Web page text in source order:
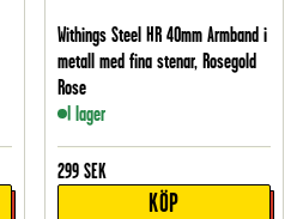
Withings Steel HR 40mm Armband i
metall med fina stenar, Rosegold
Rose
I lager
299 SEK
KÖP